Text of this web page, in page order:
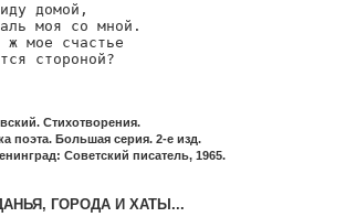
домой,
моя со мной.
ж мое счастье
стороной?
Стихотворения.
поэта. Большая серия. 2-е изд.
Советский писатель, 1965.
ГОРОДА И ХАТЫ...